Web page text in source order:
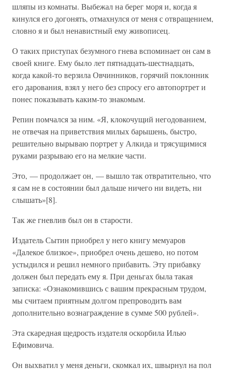
шляпы из комнаты. Выбежал на берег моря и, когда я
кинулся его догонять, отмахнулся от меня с отвращением,
словно я и был ненавистный ему живописец.
О таких приступах безумного гнева вспоминает он сам в
своей книге. Ему было лет пятнадцать-шестнадцать,
когда какой-то верзила Овчинников, горячий поклонник
его дарования, взял у него без спросу его автопортрет и
понес показывать каким-то знакомым.
Репин помчался за ним. «Я, клокочущий негодованием,
не отвечая на приветствия милых барышень, быстро,
решительно вырываю портрет у Алкида и трясущимися
руками разрываю его на мелкие части.
Это, — продолжает он, — вышло так отвратительно, что
я сам не в состоянии был дальше ничего ни видеть, ни
слышать»[8].
Так же гневлив был он в старости.
Издатель Сытин приобрел у него книгу мемуаров
«Далекое близкое», приобрел очень дешево, но потом
устыдился и решил немного прибавить. Эту прибавку
должен был передать ему я. При деньгах была такая
записка: «Ознакомившись с вашим прекрасным трудом,
мы считаем приятным долгом препроводить вам
дополнительно вознаграждение в сумме 500 рублей».
Эта скаредная щедрость издателя оскорбила Илью
Ефимовича.
Он выхватил у меня деньги, скомкал их, швырнул на пол